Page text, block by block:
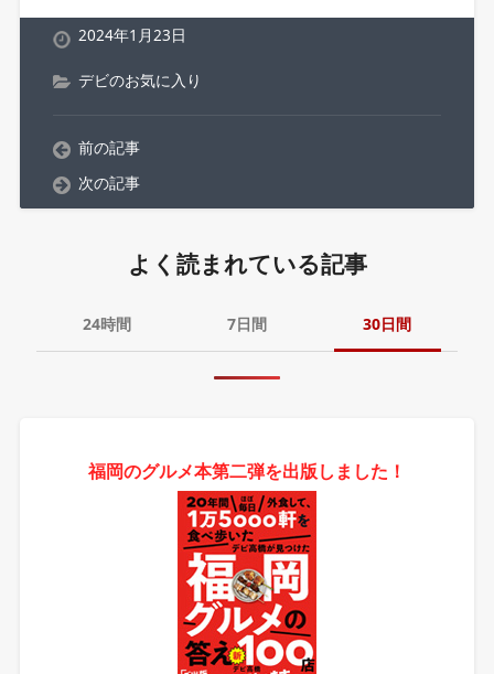
2024年1月23日
デビのお気に入り
前の記事
次の記事
よく読まれている記事
24時間 7日間 30日間
福岡のグルメ本第二弾を出版しました！